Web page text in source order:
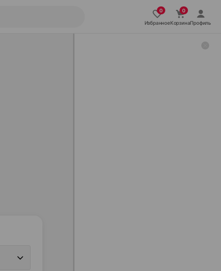
ИзбранноеКорзинаПрофиль